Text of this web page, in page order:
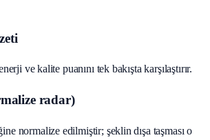
ve kalite puanını tek bakışta karşılaştırır.
radar)
normalize edilmiştir; şeklin dışa taşması o